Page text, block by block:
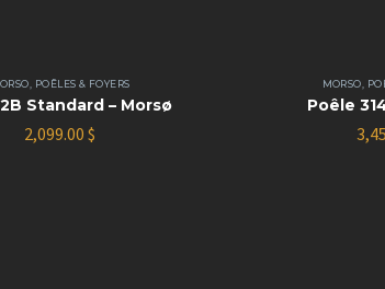
POÊLES & FOYERS
Standard – Morsø
2,099.00 $
MORSO
Poêle